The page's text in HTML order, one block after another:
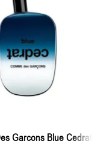
Garcons Blue Cedrat